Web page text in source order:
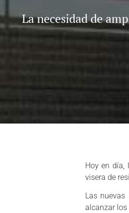
La necesidad de
Hoy en día,
visera de
Las
alcanzar los